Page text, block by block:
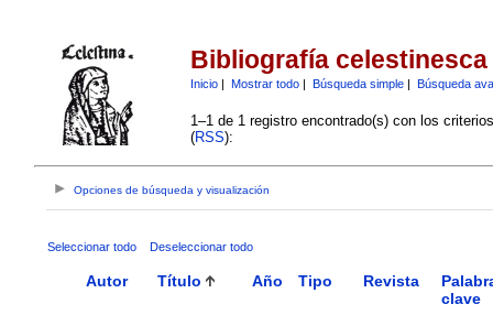
Bibliografía celestinesca
Inicio| Mostrar todo| Búsqueda simple| Búsqueda
1–1 de 1 registro encontrado(s) con los
(RSS):
Opciones de búsqueda y visualización
Seleccionar todo Deseleccionar todo
Autor Título Año Tipo Revista
clave